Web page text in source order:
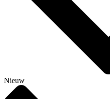
Nieuw